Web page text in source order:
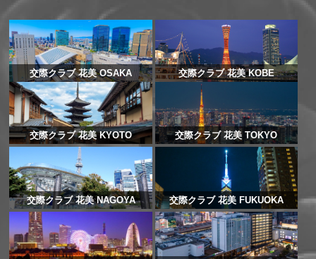
交際クラブ 花美 OSAKA 交際クラブ 花美 KOBE
交際クラブ 花美 KYOTO 交際クラブ 花美 TOKYO
交際クラブ 花美 NAGOYA 交際クラブ 花美 FUKUOKA